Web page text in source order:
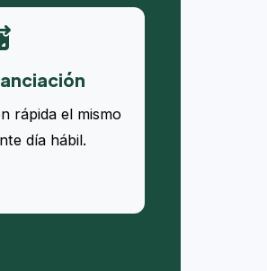
rápida el mismo
día hábil.